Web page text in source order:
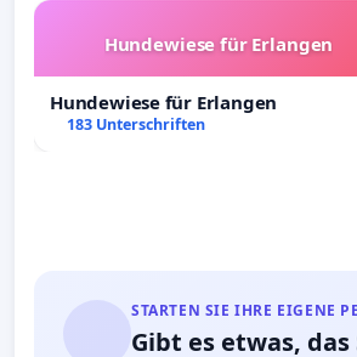
Hundewiese für Erlangen
Hundewiese für Erlangen
183 Unterschriften
STARTEN SIE IHRE EIGENE
Gibt es etwas,